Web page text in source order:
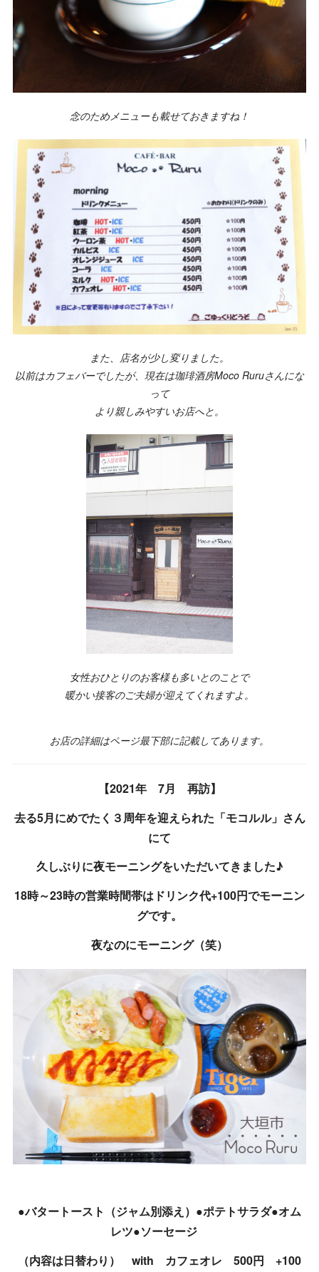
念のためメニューも載せておきますね！
また、店名が少し変りました。
以前はカフェバーでしたが、 現在は珈琲酒房Moco Ruruさんにな
って
より親しみやすいお店へと。
女性おひとりのお客様も多いとのことで
暖かい接客のご夫婦が迎えてくれますよ。
お店の詳細はページ最下部に記載してあります。
【2021年 7月 再訪】
去る5月にめでたく３周年を迎えられた「モコルル」さん
にて
久しぶりに夜モーニングをいただいてきました♪
18時～23時の営業時間帯はドリンク代+100円でモーニン
グです。
夜なのにモーニング（笑）
●バタートースト（ジャム別添え）●ポテトサラダ●オム
レツ●ソーセージ
（内容は日替わり） with カフェオレ 500円 +100